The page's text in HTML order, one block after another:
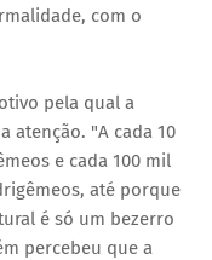
com o
pela qual a
atenção. "A cada 10
e cada 100 mil
até porque
é só um bezerro
percebeu que a